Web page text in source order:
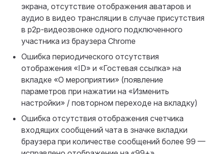
экрана, отсутствие отображения аватаров и
аудио в видео трансляции в случае присутствия
в p2p-видеозвонке одного подключенного
участника из браузера Chrome
Ошибка периодического отсутствия
отображения «ID» и «Гостевая ссылка» на
вкладке «О мероприятии» (появление
параметров при нажатии на «Изменить
настройки» / повторном переходе на вкладку)
Ошибка отсутствия отображения счетчика
входящих сообщений чата в значке вкладки
браузера при количестве сообщений более 99 —